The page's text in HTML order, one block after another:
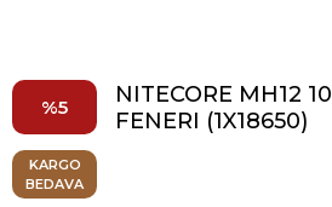
5
NITECORE MH12
FENERI (1X18650)
KARGO
BEDAVA